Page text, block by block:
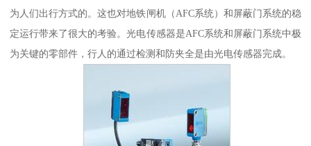
为人们出行方式的。这也对地铁闸机（AFC系统）和屏蔽门系统的稳
定运行带来了很大的考验。光电传感器是AFC系统和屏蔽门系统中极
为关键的零部件，行人的通过检测和防夹全是由光电传感器完成。